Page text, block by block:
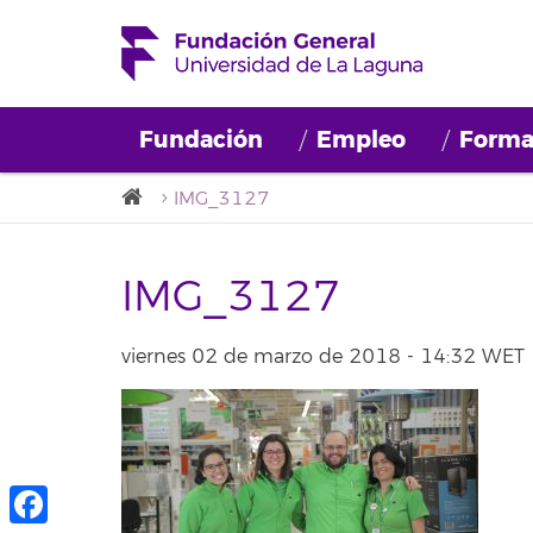
Fundación Empleo
IMG_3127
IMG_3127
viernes 02 de marzo de 2018 - 14:32 WET